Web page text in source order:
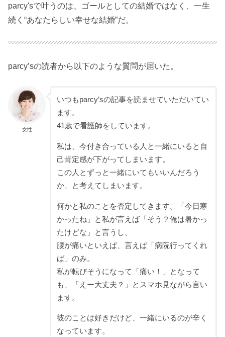
parcy'sで叶うのは、ゴールとしての結婚ではなく、一生
続く“あなたらしい幸せな結婚”だ。
parcy’sの読者から以下のような質問が届いた。
女性
いつもparcy’sの記事を読ませていただいてい
ます。
41歳で看護師をしています。
私は、今付き合っている人と一緒にいると自
己肯定感が下がってしまいます。
この人とずっと一緒にいてもいいんだろう
か、と考えてしまいます。
何かと私のことを否定してきます。「今日寒
かったね」と私が言えば「そう？俺は暑かっ
たけどな」と言うし、
腰が痛いといえば、言えば「病院行ってくれ
ば」のみ。
私が転びそうになって「痛い！」となって
も、「えー大丈夫？」とスマホ見ながら言い
ます。
彼のことは好きだけど、一緒にいるのが辛く
なっています。